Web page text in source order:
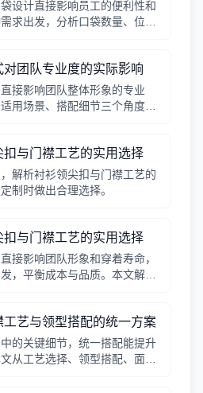
设计直接影响员工的便利性和
求出发，分析口袋数量、位
团队专业度的实际影响
接影响团队整体形象的专业
用场景、搭配细节三个角度，
扣与门襟工艺的实用选择
解析衬衫领尖扣与门襟工艺的
制时做出合理选择。
与门襟工艺的实用选择
接影响团队形象和穿着寿命，
，平衡成本与品质。本文解析
艺与领型搭配的统一方案
的关键细节，统一搭配能提升
从工艺选择、领型搭配、面料